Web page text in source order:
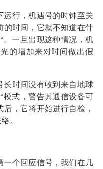
行，机遇号的时钟至关
的时间，它就不知道在什
。一旦出现这种情况，机
的增加来对时间做出假
时间没有收到来自地球
模式，警告其通信设备可
，它将开始进行自检，
。
一个回应信号，我们在几